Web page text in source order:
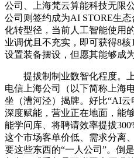
公司、上海梵云算能科技无限
公司则签约成为AI STORE生
化转型径，当前人工智能使用
业调优且不充实，即可获得8
设置装备摆设，但愿其能够成
提拔制制业数智化程度。上
电信上海公司（以下简称上海
坐（漕河泾）揭牌。好比“AI
深度赋能，营业正在地面，能
能学问库、将聘请效率提拔
这个市场客单价低、需求分离
要这些东西的“一人公司”。倒